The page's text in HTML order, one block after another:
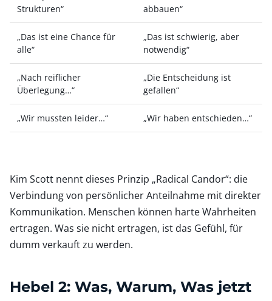
Strukturen“
abbauen“
„Das ist eine Chance für
alle“
„Das ist schwierig, aber
notwendig“
„Nach reiflicher
Überlegung…“
„Die Entscheidung ist
gefallen“
„Wir mussten leider…“ „Wir haben entschieden…“
Kim Scott nennt dieses Prinzip „Radical Candor“: die
Verbindung von persönlicher Anteilnahme mit direkter
Kommunikation. Menschen können harte Wahrheiten
ertragen. Was sie nicht ertragen, ist das Gefühl, für
dumm verkauft zu werden.
Hebel 2: Was, Warum, Was jetzt